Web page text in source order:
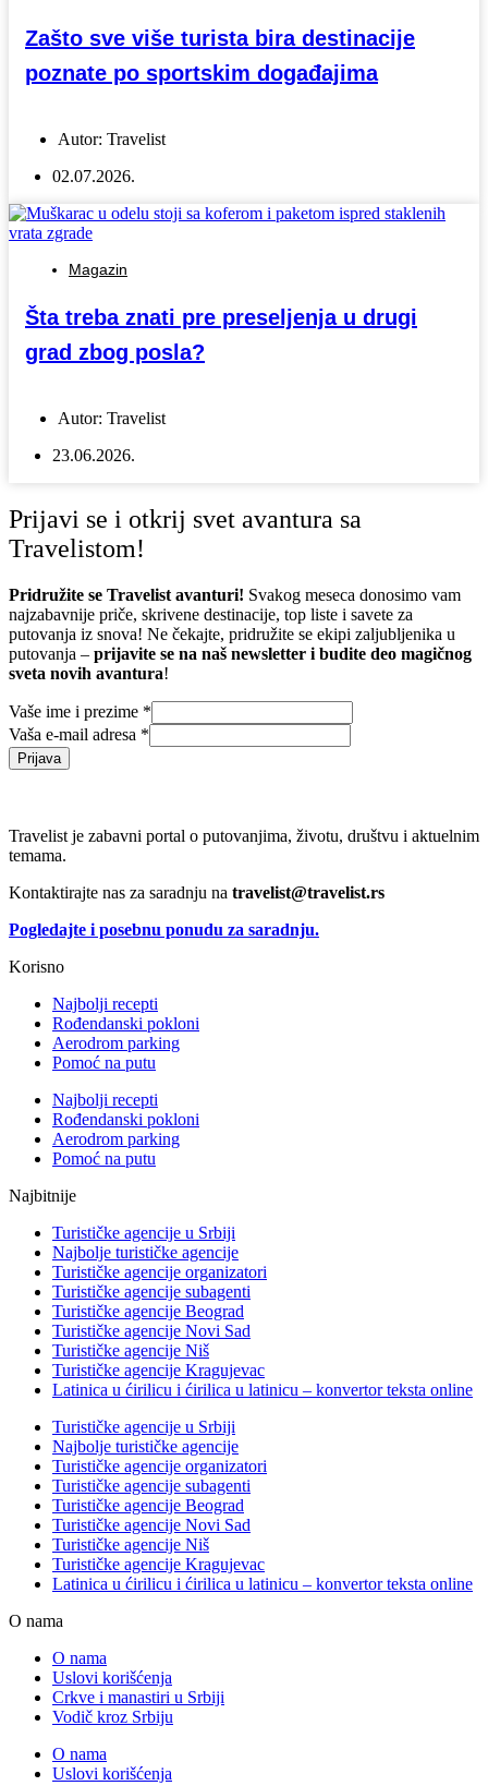
Zašto sve više turista bira destinacije
poznate po sportskim događajima
Autor: Travelist
02.07.2026.
Magazin
Šta treba znati pre preseljenja u drugi
grad zbog posla?
Autor: Travelist
23.06.2026.
Prijavi se i otkrij svet avantura sa
Travelistom!
Pridružite se Travelist avanturi! Svakog meseca donosimo vam
najzabavnije priče, skrivene destinacije, top liste i savete za
putovanja iz snova! Ne čekajte, pridružite se ekipi zaljubljenika u
putovanja – prijavite se na naš newsletter i budite deo magičnog
sveta novih avantura!
Vaše ime i prezime *
Vaša e-mail adresa *
Prijava
Travelist je zabavni portal o putovanjima, životu, društvu i aktuelnim
temama.
Kontaktirajte nas za saradnju na travelist@travelist.rs
Pogledajte i posebnu ponudu za saradnju.
Korisno
Najbolji recepti
Rođendanski pokloni
Aerodrom parking
Pomoć na putu
Najbolji recepti
Rođendanski pokloni
Aerodrom parking
Pomoć na putu
Najbitnije
Turističke agencije u Srbiji
Najbolje turističke agencije
Turističke agencije organizatori
Turističke agencije subagenti
Turističke agencije Beograd
Turističke agencije Novi Sad
Turističke agencije Niš
Turističke agencije Kragujevac
Latinica u ćirilicu i ćirilica u latinicu – konvertor teksta online
Turističke agencije u Srbiji
Najbolje turističke agencije
Turističke agencije organizatori
Turističke agencije subagenti
Turističke agencije Beograd
Turističke agencije Novi Sad
Turističke agencije Niš
Turističke agencije Kragujevac
Latinica u ćirilicu i ćirilica u latinicu – konvertor teksta online
O nama
O nama
Uslovi korišćenja
Crkve i manastiri u Srbiji
Vodič kroz Srbiju
O nama
Uslovi korišćenja